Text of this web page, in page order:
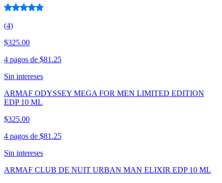
(4)
$325.00
4 pagos de $81.25
Sin intereses
ARMAF ODYSSEY MEGA FOR MEN LIMITED EDITION
EDP 10 ML
$325.00
4 pagos de $81.25
Sin intereses
ARMAF CLUB DE NUIT URBAN MAN ELIXIR EDP 10 ML